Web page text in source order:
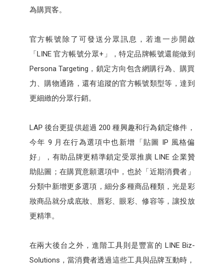
為購買客。
官方帳號除了可發送分眾訊息，若進一步開啟
「LINE 官方帳號分眾+」，特定品牌帳號還能做到
Persona Targeting，鎖定方向包含網購行為、購買
力、購物通路，還有追蹤的官方帳號類型等，達到
更細緻的分眾行銷。
LAP 後台更提供超過 200 種興趣和行為鎖定條件，
今年 9 月在行為選項中也新增「貼圖 IP 風格偏
好」，有助品牌更精準鎖定受眾推廣 LINE 企業贊
助貼圖；在購買意願選項中，也於「近期消費者」
分類中新增更多選項，細分多種商品種類，光是彩
妝商品就分成底妝、唇彩、眼彩、修容等，讓投放
更精準。
在兩大後台之外，進階工具則是豐富的 LINE Biz-
Solutions，當消費者透過這些工具與品牌互動時，